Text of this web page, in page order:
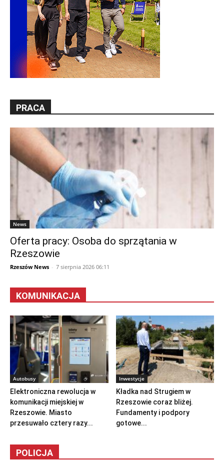
PRACA
News
Oferta pracy: Osoba do sprzątania w
Rzeszowie
Rzeszów News - 7 sierpnia 2026 06:11
KOMUNIKACJA
Autobusy
Elektroniczna rewolucja w
komunikacji miejskiej w
Rzeszowie. Miasto
przesuwało cztery razy...
Inwestycje
Kładka nad Strugiem w
Rzeszowie coraz bliżej.
Fundamenty i podpory
gotowe...
POLICJA